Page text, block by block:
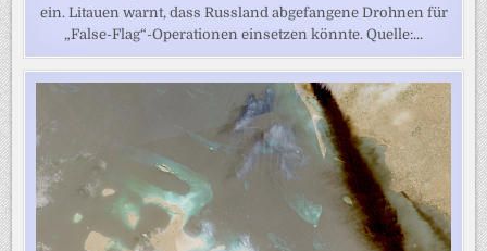
ein. Litauen warnt, dass Russland abgefangene Drohnen für
„False-Flag“-Operationen einsetzen könnte. Quelle:...